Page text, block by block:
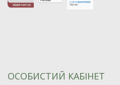
ОСОБИСТИЙ КАБІНЕТ